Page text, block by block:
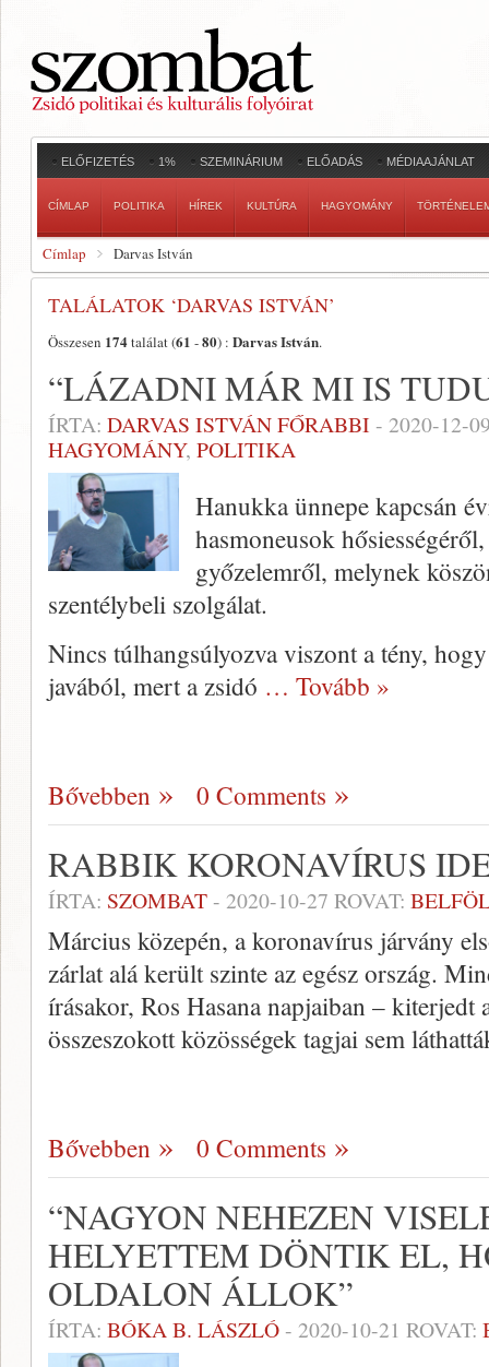
ELŐFIZETÉS 1% SZEMINÁRIUM ELŐADÁS MÉDIAAJÁNLAT
CÍMLAP POLITIKA HÍREK KULTÚRA HAGYOMÁNY
Címlap Darvas István
TALÁLATOK ‘DARVAS ISTVÁN’
Összesen 174találat (61 -80) : Darvas István.
“LÁZADNI MÁR MI IS
ÍRTA: DARVAS ISTVÁN FŐRABBI - 2020-12-
HAGYOMÁNY, POLITIKA
Hanukka ünnepe kapcsán
hasmoneusok
győzelemről, melynek
szentélybeli szolgálat.
Nincs túlhangsúlyozva viszont a tény,
javából, mert a zsidó … Tovább »
Bővebben 0 Comments
RABBIK KORONAVÍRUS
ÍRTA: SZOMBAT- 2020-10-27 ROVAT:
Március közepén, a koronavírus járvány
zárlat alá került szinte az egész ország.
írásakor, Ros Hasana napjaiban – kiterjedt
összeszokott közösségek tagjai sem
Bővebben 0 Comments
“NAGYON NEHEZEN
HELYETTEM DÖNTIK EL,
OLDALON ÁLLOK”
ÍRTA: BÓKA B. LÁSZLÓ- 2020-10-21 ROVAT: